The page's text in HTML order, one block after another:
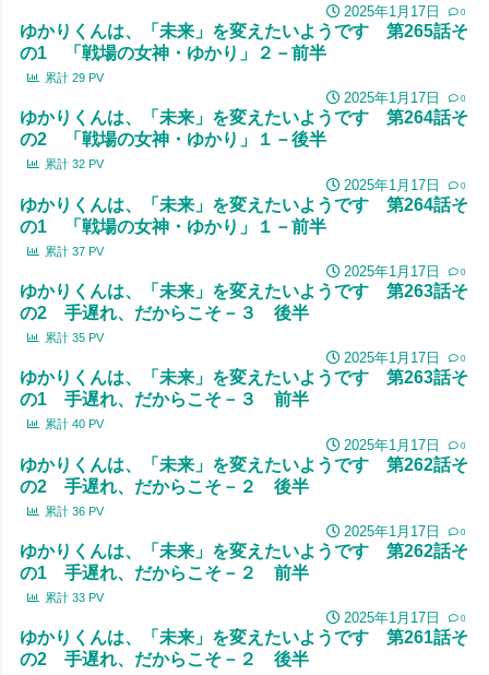
2025年1月17日 0
ゆかりくんは、「未来」を変えたいようです 第265話そ
の1 「戦場の女神・ゆかり」２－前半
累計 29 PV
2025年1月17日 0
ゆかりくんは、「未来」を変えたいようです 第264話そ
の2 「戦場の女神・ゆかり」１－後半
累計 32 PV
2025年1月17日 0
ゆかりくんは、「未来」を変えたいようです 第264話そ
の1 「戦場の女神・ゆかり」１－前半
累計 37 PV
2025年1月17日 0
ゆかりくんは、「未来」を変えたいようです 第263話そ
の2 手遅れ、だからこそ－３ 後半
累計 35 PV
2025年1月17日 0
ゆかりくんは、「未来」を変えたいようです 第263話そ
の1 手遅れ、だからこそ－３ 前半
累計 40 PV
2025年1月17日 0
ゆかりくんは、「未来」を変えたいようです 第262話そ
の2 手遅れ、だからこそ－２ 後半
累計 36 PV
2025年1月17日 0
ゆかりくんは、「未来」を変えたいようです 第262話そ
の1 手遅れ、だからこそ－２ 前半
累計 33 PV
2025年1月17日 0
ゆかりくんは、「未来」を変えたいようです 第261話そ
の2 手遅れ、だからこそ－２ 後半